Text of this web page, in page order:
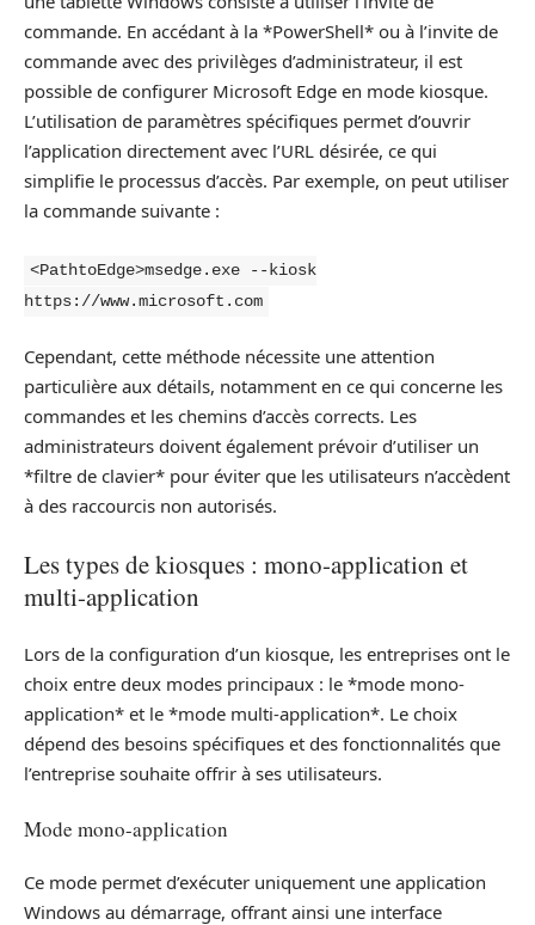
commande. En accédant à la *PowerShell* ou à l’invite de
commande avec des privilèges d’administrateur, il est
possible de configurer Microsoft Edge en mode kiosque.
L’utilisation de paramètres spécifiques permet d’ouvrir
l’application directement avec l’URL désirée, ce qui
simplifie le processus d’accès. Par exemple, on peut utiliser
la commande suivante :
<PathtoEdge>msedge.exe --kiosk
https://www.microsoft.com
Cependant, cette méthode nécessite une attention
particulière aux détails, notamment en ce qui concerne les
commandes et les chemins d’accès corrects. Les
administrateurs doivent également prévoir d’utiliser un
*filtre de clavier* pour éviter que les utilisateurs n’accèdent
à des raccourcis non autorisés.
Les types de kiosques : mono-application et
multi-application
Lors de la configuration d’un kiosque, les entreprises ont le
choix entre deux modes principaux : le *mode mono-
application* et le *mode multi-application*. Le choix
dépend des besoins spécifiques et des fonctionnalités que
l’entreprise souhaite offrir à ses utilisateurs.
Mode mono-application
Ce mode permet d’exécuter uniquement une application
Windows au démarrage, offrant ainsi une interface